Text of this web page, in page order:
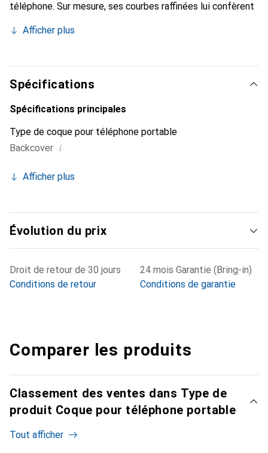
téléphone. Sur mesure, ses courbes raffinées lui confèrent
et indispensable pour votre smartphone. La marque
de haute qualité et constitue un choix sûr pour une
clientèle exigeante.
Afficher plus
Spécifications
Spécifications principales
Type de coque pour téléphone portable
Backcover i
Afficher plus
Évolution du prix
Droit de retour de 30 jours
Conditions de retour
24 mois Garantie (Bring-in)
Conditions de garantie
Comparer les produits
Classement des ventes dans Type de
produit Coque pour téléphone portable
Tout afficher